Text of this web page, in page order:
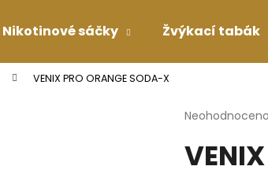
Nikotinové sáčky Žvýkací tabák
VENIX PRO ORANGE SODA-X
Průměrné
produktu
je
Neohodnoceno
Co potřebujete najít?
HLEDAT